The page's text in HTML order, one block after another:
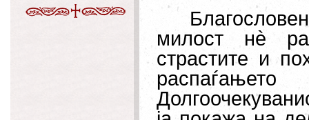
милост нè
страстите и